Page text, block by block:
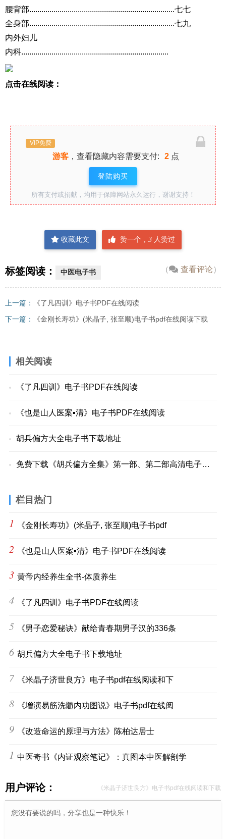
腰背部........................................................................七七
全身部........................................................................七九
内外妇儿
内科.........................................................................
点击在线阅读：
VIP免费
游客，查看隐藏内容需要支付: 2点
登陆购买
所有支付或捐献，均用于保障网站永久运行，谢谢支持！
收藏此文 赞一个，3 人赞过
（ 查看评论）
标签阅读： 中医电子书
上一篇：
《了凡四训》电子书PDF在线阅读
下一篇：
《金刚长寿功》(米晶子, 张至顺)电子书pdf在线阅读下载
相关阅读
《了凡四训》电子书PDF在线阅读
《也是山人医案▪清》电子书PDF在线阅读
胡兵偏方大全电子书下载地址
免费下载《胡兵偏方全集》第一部、第二部高清电子书！
栏目热门
1 《金刚长寿功》(米晶子, 张至顺)电子书pdf
2 《也是山人医案▪清》电子书PDF在线阅读
3 黄帝内经养生全书-体质养生
4 《了凡四训》电子书PDF在线阅读
5 《男子恋爱秘诀》献给青春期男子汉的336条
6 胡兵偏方大全电子书下载地址
7 《米晶子济世良方》电子书pdf在线阅读和下
8 《增演易筋洗髓内功图说》电子书pdf在线阅
9 《改造命运的原理与方法》陈柏达居士
10中医奇书《内证观察笔记》：真图本中医解剖学
用户评论： 《米晶子济世良方》电子书pdf在线阅读和下载